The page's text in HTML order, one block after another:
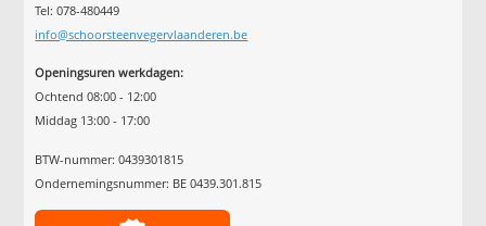
Tel: 078-480449
info@schoorsteenvegervlaanderen.be
Openingsuren werkdagen:
Ochtend 08:00 - 12:00
Middag 13:00 - 17:00
BTW-nummer: 0439301815
Ondernemingsnummer: BE 0439.301.815